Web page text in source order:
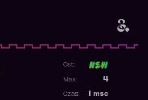
3.
Ost:
4
Max:
msc
Czas: